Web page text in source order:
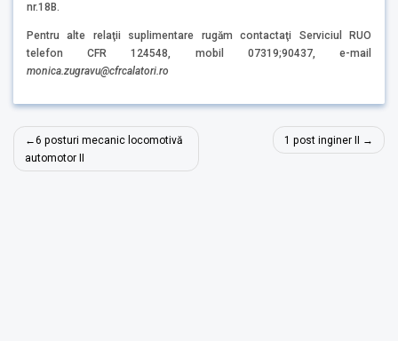
nr.18B.
Pentru alte relaţii suplimentare rugăm contactaţi Serviciul RUO
telefon CFR 124548, mobil 07319;90437, e-mail
monica.zugravu@cfrcalatori.ro
Navigare
în
6 posturi mecanic locomotivă
automotor II
1 post inginer II